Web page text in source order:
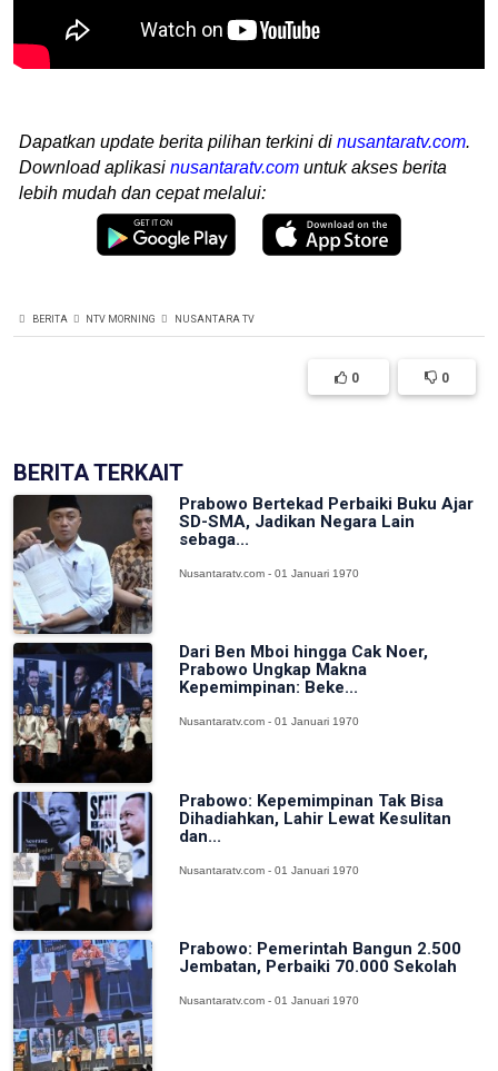
Dapatkan update berita pilihan terkini di nusantaratv.com.
Download aplikasi nusantaratv.com untuk akses berita
lebih mudah dan cepat melalui:
BERITA NTV MORNING NUSANTARA TV
0 0
BERITA TERKAIT
Prabowo Bertekad Perbaiki Buku Ajar
SD-SMA, Jadikan Negara Lain
sebaga...
Nusantaratv.com - 01 Januari 1970
Dari Ben Mboi hingga Cak Noer,
Prabowo Ungkap Makna
Kepemimpinan: Beke...
Nusantaratv.com - 01 Januari 1970
Prabowo: Kepemimpinan Tak Bisa
Dihadiahkan, Lahir Lewat Kesulitan
dan...
Nusantaratv.com - 01 Januari 1970
Prabowo: Pemerintah Bangun 2.500
Jembatan, Perbaiki 70.000 Sekolah
Nusantaratv.com - 01 Januari 1970